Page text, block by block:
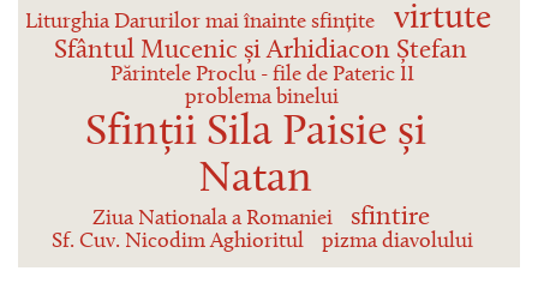
Liturghia Darurilor mai înainte sfințite virtute
Sfântul Mucenic și Arhidiacon Ștefan
Părintele Proclu - file de Pateric II
problema binelui
Sfinții Sila Paisie și
Natan
Ziua Nationala a Romaniei sfintire
Sf. Cuv. Nicodim Aghioritul pizma diavolului